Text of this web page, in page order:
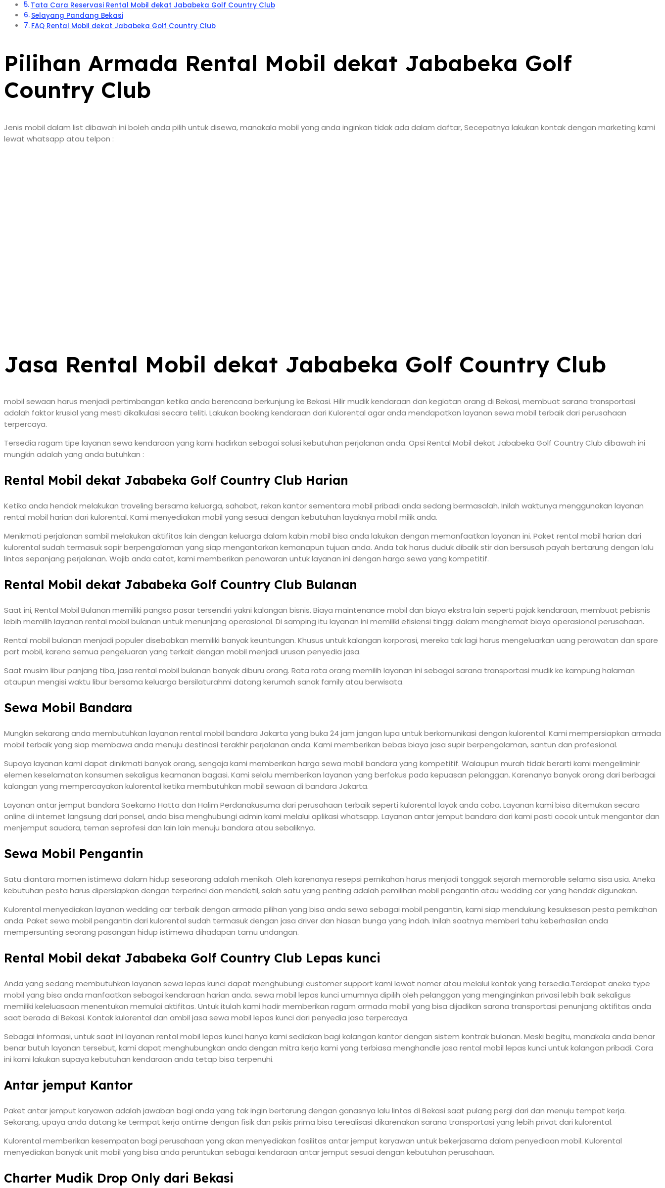
Tata Cara Reservasi Rental Mobil dekat Jababeka Golf Country Club
Selayang Pandang Bekasi
FAQ Rental Mobil dekat Jababeka Golf Country Club
Pilihan Armada Rental Mobil dekat Jababeka Golf
Country Club
Jenis mobil dalam list dibawah ini boleh anda pilih untuk disewa, manakala mobil yang anda inginkan tidak ada dalam daftar, Secepatnya lakukan kontak dengan marketing kami
lewat whatsapp atau telpon :
Jasa Rental Mobil dekat Jababeka Golf Country Club
mobil sewaan harus menjadi pertimbangan ketika anda berencana berkunjung ke Bekasi. Hilir mudik kendaraan dan kegiatan orang di Bekasi, membuat sarana transportasi
adalah faktor krusial yang mesti dikalkulasi secara teliti. Lakukan booking kendaraan dari Kulorental agar anda mendapatkan layanan sewa mobil terbaik dari perusahaan
terpercaya.
Tersedia ragam tipe layanan sewa kendaraan yang kami hadirkan sebagai solusi kebutuhan perjalanan anda. Opsi Rental Mobil dekat Jababeka Golf Country Club dibawah ini
mungkin adalah yang anda butuhkan :
Rental Mobil dekat Jababeka Golf Country Club Harian
Ketika anda hendak melakukan traveling bersama keluarga, sahabat, rekan kantor sementara mobil pribadi anda sedang bermasalah. Inilah waktunya menggunakan layanan
rental mobil harian dari kulorental. Kami menyediakan mobil yang sesuai dengan kebutuhan layaknya mobil milik anda.
Menikmati perjalanan sambil melakukan aktifitas lain dengan keluarga dalam kabin mobil bisa anda lakukan dengan memanfaatkan layanan ini. Paket rental mobil harian dari
kulorental sudah termasuk sopir berpengalaman yang siap mengantarkan kemanapun tujuan anda. Anda tak harus duduk dibalik stir dan bersusah payah bertarung dengan lalu
lintas sepanjang perjalanan. Wajib anda catat, kami memberikan penawaran untuk layanan ini dengan harga sewa yang kompetitif.
Rental Mobil dekat Jababeka Golf Country Club Bulanan
Saat ini, Rental Mobil Bulanan memiliki pangsa pasar tersendiri yakni kalangan bisnis. Biaya maintenance mobil dan biaya ekstra lain seperti pajak kendaraan, membuat pebisnis
lebih memilih layanan rental mobil bulanan untuk menunjang operasional. Di samping itu layanan ini memiliki efisiensi tinggi dalam menghemat biaya operasional perusahaan.
Rental mobil bulanan menjadi populer disebabkan memiliki banyak keuntungan. Khusus untuk kalangan korporasi, mereka tak lagi harus mengeluarkan uang perawatan dan spare
part mobil, karena semua pengeluaran yang terkait dengan mobil menjadi urusan penyedia jasa.
Saat musim libur panjang tiba, jasa rental mobil bulanan banyak diburu orang. Rata rata orang memilih layanan ini sebagai sarana transportasi mudik ke kampung halaman
ataupun mengisi waktu libur bersama keluarga bersilaturahmi datang kerumah sanak family atau berwisata.
Sewa Mobil Bandara
Mungkin sekarang anda membutuhkan layanan rental mobil bandara Jakarta yang buka 24 jam jangan lupa untuk berkomunikasi dengan kulorental. Kami mempersiapkan armada
mobil terbaik yang siap membawa anda menuju destinasi terakhir perjalanan anda. Kami memberikan bebas biaya jasa supir berpengalaman, santun dan profesional.
Supaya layanan kami dapat dinikmati banyak orang, sengaja kami memberikan harga sewa mobil bandara yang kompetitif. Walaupun murah tidak berarti kami mengeliminir
elemen keselamatan konsumen sekaligus keamanan bagasi. Kami selalu memberikan layanan yang berfokus pada kepuasan pelanggan. Karenanya banyak orang dari berbagai
kalangan yang mempercayakan kulorental ketika membutuhkan mobil sewaan di bandara Jakarta.
Layanan antar jemput bandara Soekarno Hatta dan Halim Perdanakusuma dari perusahaan terbaik seperti kulorental layak anda coba. Layanan kami bisa ditemukan secara
online di internet langsung dari ponsel, anda bisa menghubungi admin kami melalui aplikasi whatsapp. Layanan antar jemput bandara dari kami pasti cocok untuk mengantar dan
menjemput saudara, teman seprofesi dan lain lain menuju bandara atau sebaliknya.
Sewa Mobil Pengantin
Satu diantara momen istimewa dalam hidup seseorang adalah menikah. Oleh karenanya resepsi pernikahan harus menjadi tonggak sejarah memorable selama sisa usia. Aneka
kebutuhan pesta harus dipersiapkan dengan terperinci dan mendetil, salah satu yang penting adalah pemilihan mobil pengantin atau wedding car yang hendak digunakan.
Kulorental menyediakan layanan wedding car terbaik dengan armada pilihan yang bisa anda sewa sebagai mobil pengantin, kami siap mendukung kesuksesan pesta pernikahan
anda. Paket sewa mobil pengantin dari kulorental sudah termasuk dengan jasa driver dan hiasan bunga yang indah. Inilah saatnya memberi tahu keberhasilan anda
mempersunting seorang pasangan hidup istimewa dihadapan tamu undangan.
Rental Mobil dekat Jababeka Golf Country Club Lepas kunci
Anda yang sedang membutuhkan layanan sewa lepas kunci dapat menghubungi customer support kami lewat nomer atau melalui kontak yang tersedia.Terdapat aneka type
mobil yang bisa anda manfaatkan sebagai kendaraan harian anda. sewa mobil lepas kunci umumnya dipilih oleh pelanggan yang menginginkan privasi lebih baik sekaligus
memiliki keleluasaan menentukan memulai aktifitas. Untuk itulah kami hadir memberikan ragam armada mobil yang bisa dijadikan sarana transportasi penunjang aktifitas anda
saat berada di Bekasi. Kontak kulorental dan ambil jasa sewa mobil lepas kunci dari penyedia jasa terpercaya.
Sebagai informasi, untuk saat ini layanan rental mobil lepas kunci hanya kami sediakan bagi kalangan kantor dengan sistem kontrak bulanan. Meski begitu, manakala anda benar
benar butuh layanan tersebut, kami dapat menghubungkan anda dengan mitra kerja kami yang terbiasa menghandle jasa rental mobil lepas kunci untuk kalangan pribadi. Cara
ini kami lakukan supaya kebutuhan kendaraan anda tetap bisa terpenuhi.
Antar jemput Kantor
Paket antar jemput karyawan adalah jawaban bagi anda yang tak ingin bertarung dengan ganasnya lalu lintas di Bekasi saat pulang pergi dari dan menuju tempat kerja.
Sekarang, upaya anda datang ke termpat kerja ontime dengan fisik dan psikis prima bisa terealisasi dikarenakan sarana transportasi yang lebih privat dari kulorental.
Kulorental memberikan kesempatan bagi perusahaan yang akan menyediakan fasilitas antar jemput karyawan untuk bekerjasama dalam penyediaan mobil. Kulorental
menyediakan banyak unit mobil yang bisa anda peruntukan sebagai kendaraan antar jemput sesuai dengan kebutuhan perusahaan.
Charter Mudik Drop Only dari Bekasi